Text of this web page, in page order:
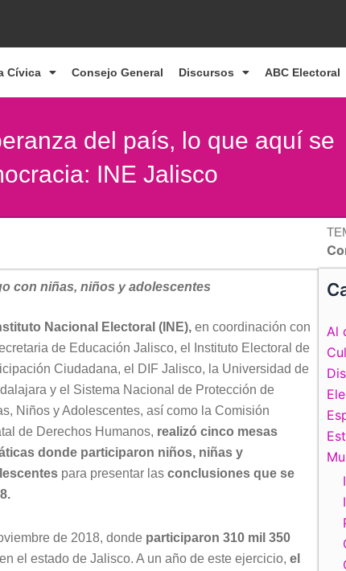
Cívica Consejo General Discursos ABC Electoral
del país, lo que aquí se
INE Jalisco
con niñas, niños y adolescentes
Nacional Electoral (INE), en coordinación con
de Educación Jalisco, el Instituto Electoral de
Ciudadana, el DIF Jalisco, la Universidad de
y el Sistema Nacional de Protección de
Niños y Adolescentes, así como la Comisión
de Derechos Humanos, realizó cinco mesas
donde participaron niños, niñas y
para presentar las conclusiones que se
de 2018, donde participaron 310 mil 350
el estado de Jalisco. A un año de este ejercicio, el
Al